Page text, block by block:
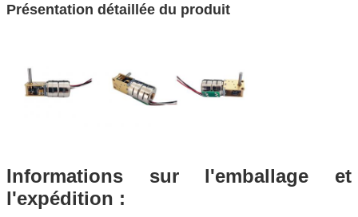
Présentation détaillée du produit
Informations sur l'emballage et
l'expédition :